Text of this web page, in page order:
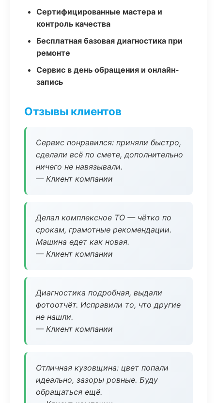
Сертифицированные мастера и
контроль качества
Бесплатная базовая диагностика при
ремонте
Сервис в день обращения и онлайн-
запись
Отзывы клиентов
Сервис понравился: приняли быстро,
сделали всё по смете, дополнительно
ничего не навязывали.
— Клиент компании
Делал комплексное ТО — чётко по
срокам, грамотные рекомендации.
Машина едет как новая.
— Клиент компании
Диагностика подробная, выдали
фотоотчёт. Исправили то, что другие
не нашли.
— Клиент компании
Отличная кузовщина: цвет попали
идеально, зазоры ровные. Буду
обращаться ещё.